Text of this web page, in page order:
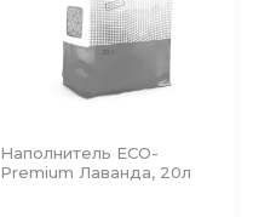
Наполнитель ECO-
Premium Лаванда, 20л